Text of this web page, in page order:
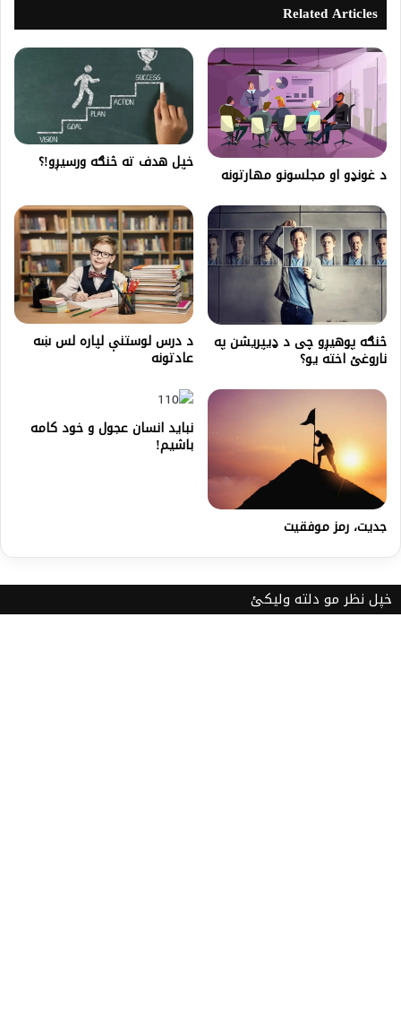
Related Articles
د غونډو او مجلسونو مهارتونه
خپل هدف ته څنګه ورسیږو!؟
څنګه پوهیږو چی د ډیپریشن په
ناروغئ اخته یو؟
د درس لوستنې لپاره لس ښه
عادتونه
جدیت، رمز موفقیت
نباید انسان عجول و خود کامه
باشیم!
خپل نظر مو دلته ولیکئ